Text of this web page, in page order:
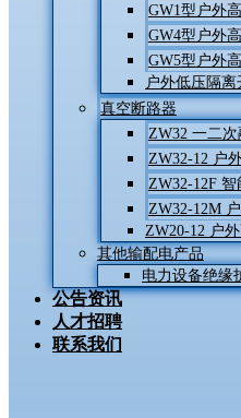
GW1型户外
GW4型户外
GW5型户外
户外低压隔离
真空断路器
ZW32 一二
ZW32-12 户
ZW32-12F 智
ZW32-12M
ZW20-12 户
其他输配电产品
电力设备绝缘
公告资讯
人才招聘
联系我们